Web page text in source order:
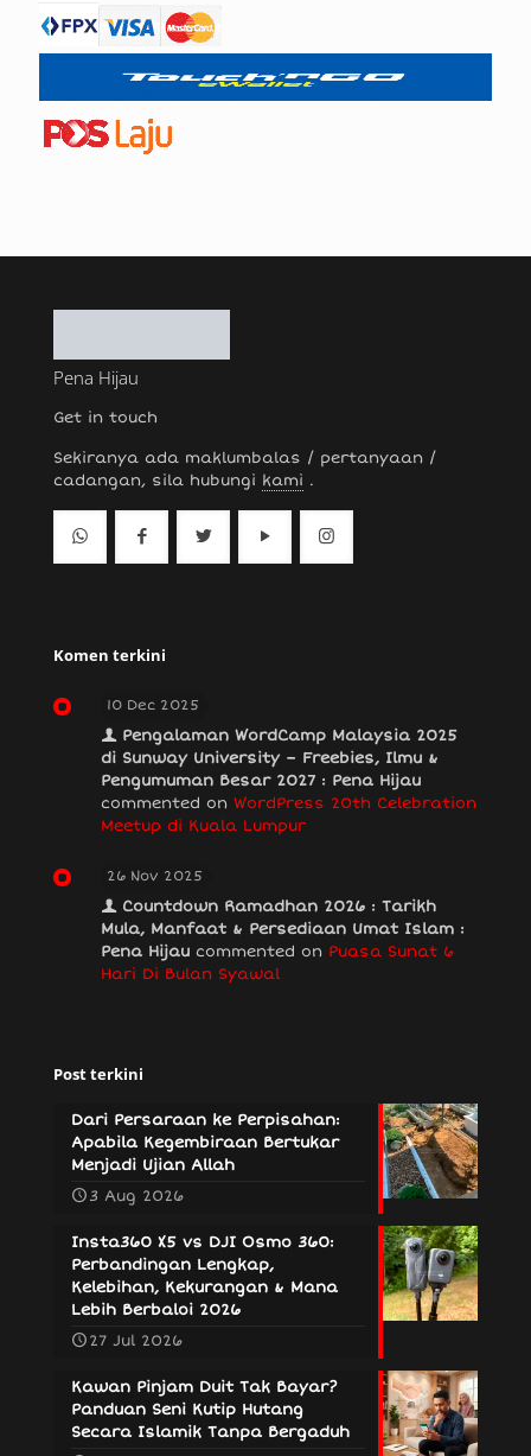
Pena Hijau
Get in touch
Sekiranya ada maklumbalas / pertanyaan /
cadangan, sila hubungi kami .
Komen terkini
10 Dec 2025
Pengalaman WordCamp Malaysia 2025
di Sunway University – Freebies, Ilmu &
Pengumuman Besar 2027 : Pena Hijau
commented on WordPress 20th Celebration
Meetup di Kuala Lumpur
26 Nov 2025
Countdown Ramadhan 2026 : Tarikh
Mula, Manfaat & Persediaan Umat Islam :
Pena Hijau commented on Puasa Sunat 6
Hari Di Bulan Syawal
Post terkini
Dari Persaraan ke Perpisahan:
Apabila Kegembiraan Bertukar
Menjadi Ujian Allah
3 Aug 2026
Insta360 X5 vs DJI Osmo 360:
Perbandingan Lengkap,
Kelebihan, Kekurangan & Mana
Lebih Berbaloi 2026
27 Jul 2026
Kawan Pinjam Duit Tak Bayar?
Panduan Seni Kutip Hutang
Secara Islamik Tanpa Bergaduh